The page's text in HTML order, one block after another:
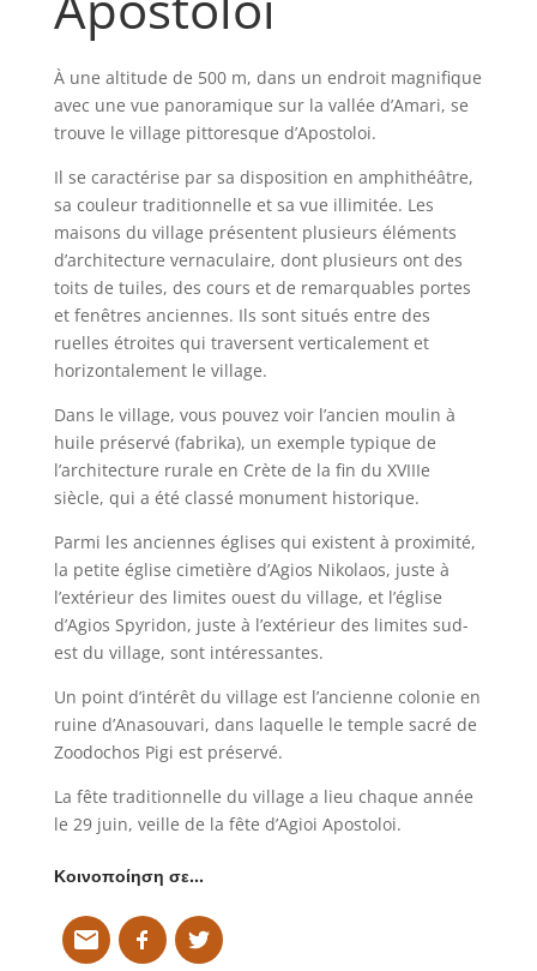
À une altitude de 500 m, dans un endroit magnifique
avec une vue panoramique sur la vallée d’Amari, se
trouve le village pittoresque d’Apostoloi.
Il se caractérise par sa disposition en amphithéâtre,
sa couleur traditionnelle et sa vue illimitée. Les
maisons du village présentent plusieurs éléments
d’architecture vernaculaire, dont plusieurs ont des
toits de tuiles, des cours et de remarquables portes
et fenêtres anciennes. Ils sont situés entre des
ruelles étroites qui traversent verticalement et
horizontalement le village.
Dans le village, vous pouvez voir l’ancien moulin à
huile préservé (fabrika), un exemple typique de
l’architecture rurale en Crète de la fin du XVIIIe
siècle, qui a été classé monument historique.
Parmi les anciennes églises qui existent à proximité,
la petite église cimetière d’Agios Nikolaos, juste à
l’extérieur des limites ouest du village, et l’église
d’Agios Spyridon, juste à l’extérieur des limites sud-
est du village, sont intéressantes.
Un point d’intérêt du village est l’ancienne colonie en
ruine d’Anasouvari, dans laquelle le temple sacré de
Zoodochos Pigi est préservé.
La fête traditionnelle du village a lieu chaque année
le 29 juin, veille de la fête d’Agioi Apostoloi.
Κοινοποίηση σε…